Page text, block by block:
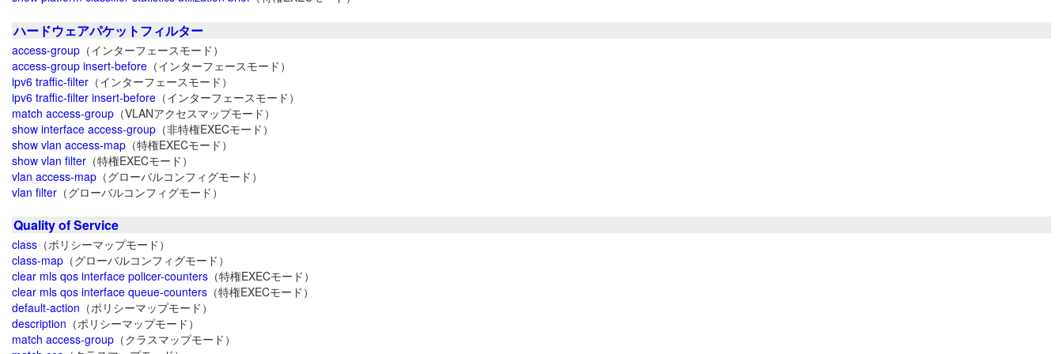
ハードウェアパケットフィルター
access-group （インターフェースモード）
access-group insert-before （インターフェースモード）
ipv6 traffic-filter （インターフェースモード）
ipv6 traffic-filter insert-before （インターフェースモード）
match access-group （VLANアクセスマップモード）
show interface access-group （非特権EXECモード）
show vlan access-map （特権EXECモード）
show vlan filter （特権EXECモード）
vlan access-map （グローバルコンフィグモード）
vlan filter （グローバルコンフィグモード）
Quality of Service
class （ポリシーマップモード）
class-map （グローバルコンフィグモード）
clear mls qos interface policer-counters （特権EXECモード）
clear mls qos interface queue-counters （特権EXECモード）
default-action （ポリシーマップモード）
description （ポリシーマップモード）
match access-group （クラスマップモード）